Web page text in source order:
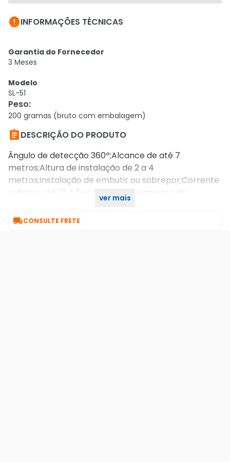
INFORMAÇÕES TÉCNICAS
Garantia do Fornecedor
3 Meses
Modelo
SL-51
Peso:
200 gramas (bruto com embalagem)
DESCRIÇÃO DO PRODUTO
Ângulo de detecção 360º;Alcance de até 7
metros;Altura de instalação de 2 a 4
metros;Instalação de embutir ou sobrepor;Corrente
máxima até 10 A;Tempo de desligamento da
ver mais
CONSULTE FRETE